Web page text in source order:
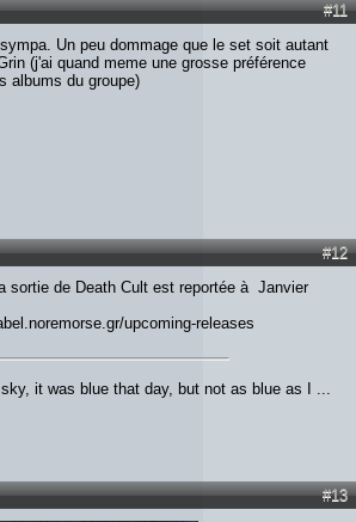
#11
Un peu dommage que le set soit autant
(j'ai quand meme une grosse préférence
albums du groupe)
#12
sortie de Death Cult est reportée à Janvier
upcoming-releases
sky, it was blue that day, but not as blue as I ...
#13